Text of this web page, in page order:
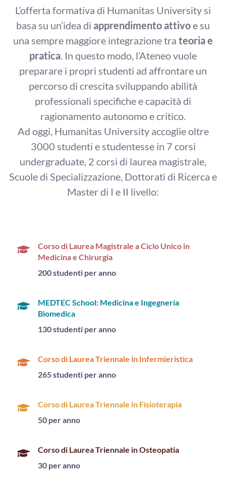
L’offerta formativa di Humanitas University si
basa su un’idea di apprendimento attivoe su
una sempre maggiore integrazione tra teoria e
pratica. In questo modo, l’Ateneo vuole
preparare i propri studenti ad affrontare un
percorso di crescita sviluppando abilità
professionali specifiche e capacità di
ragionamento autonomo e critico.
Ad oggi, Humanitas University accoglie oltre
3000 studenti e studentesse in 7 corsi
undergraduate, 2 corsi di laurea magistrale,
Scuole di Specializzazione, Dottorati di Ricerca e
Master di I e II livello:
Corso di Laurea Magistrale a Ciclo Unico in
Medicina e Chirurgia
200 studenti per anno
MEDTEC School: Medicina e Ingegneria
Biomedica
130 studenti per anno
Corso di Laurea Triennale in Infermieristica
265 studenti per anno
Corso di Laurea Triennale in Fisioterapia
50 per anno
Corso di Laurea Triennale in Osteopatia
30 per anno